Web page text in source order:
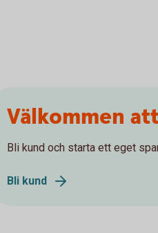
Välkommen
Bli kund och starta ett eget
Bli kund